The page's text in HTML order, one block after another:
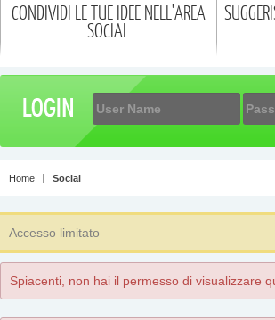
CONDIVIDI LE TUE IDEE NELL'AREA
SOCIAL
Home Social
Accesso limitato
Spiacenti, non hai il permesso di visualizzare